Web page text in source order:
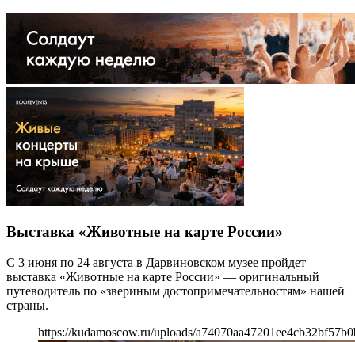
Выставка «Животные на карте России»
С 3 июня по 24 августа в Дарвиновском музее пройдет
выставка «Животные на карте России» — оригинальный
путеводитель по «звериным достопримечательностям» нашей
страны.
https://kudamoscow.ru/uploads/